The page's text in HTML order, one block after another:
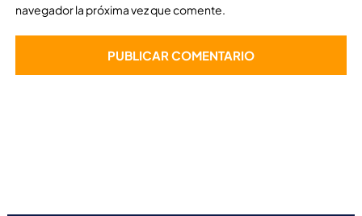
navegador la próxima vez que comente.